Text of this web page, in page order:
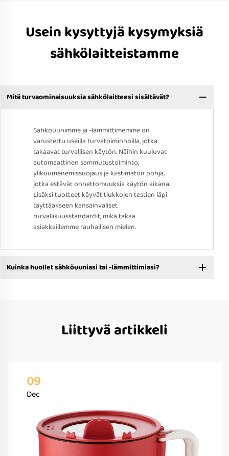
Usein kysyttyjä kysymyksiä
sähkölaitteistamme
Mitä turvaominaisuuksia sähkölaitteesi sisältävät?
Sähköuunimme ja -lämmittimemme on
varustettu useilla turvatoiminnoilla, jotka
takaavat turvallisen käytön. Näihin kuuluvat
automaattinen sammutustoiminto,
ylikuumenemissuojaus ja luistimaton pohja,
jotka estävät onnettomuuksia käytön aikana.
Lisäksi tuotteet käyvät tiukkojen testien läpi
täyttääkseen kansainväliset
turvallisuusstandardit, mikä takaa
asiakkaillemme rauhallisen mielen.
Kuinka huollet sähköuuniasi tai -lämmittimiasi?
Liittyvä artikkeli
09
Dec